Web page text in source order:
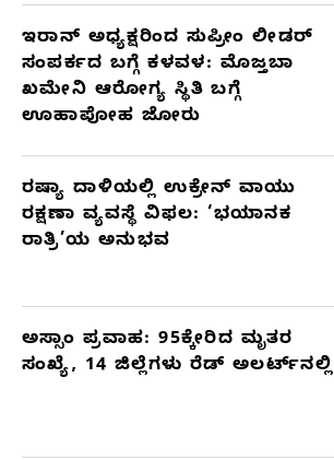
ಇರಾನ್ ಅಧ್ಯಕ್ಷರಿಂದ ಸುಪ್ರೀಂ ಲೀಡರ್
ಸಂಪರ್ಕದ ಬಗ್ಗೆ ಕಳವಳ: ಮೊಜ್ತಬಾ
ಖಮೇನಿ ಆರೋಗ್ಯ ಸ್ಥಿತಿ ಬಗ್ಗೆ
ಊಹಾಪೋಹ ಜೋರು
ರಷ್ಯಾ ದಾಳಿಯಲ್ಲಿ ಉಕ್ರೇನ್ ವಾಯು
ರಕ್ಷಣಾ ವ್ಯವಸ್ಥೆ ವಿಫಲ: ‘ಭಯಾನಕ
ರಾತ್ರಿ’ಯ ಅನುಭವ
ಅಸ್ಸಾಂ ಪ್ರವಾಹ: 95ಕ್ಕೇರಿದ ಮೃತರ
ಸಂಖ್ಯೆ, 14 ಜಿಲ್ಲೆಗಳು ರೆಡ್ ಅಲರ್ಟ್‌ನಲ್ಲಿ